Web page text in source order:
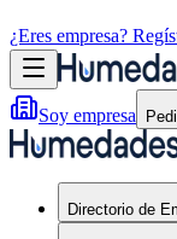
¿Eres empresa?
Soy empresa
Directorio de